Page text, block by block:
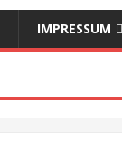
IMPRESSUM